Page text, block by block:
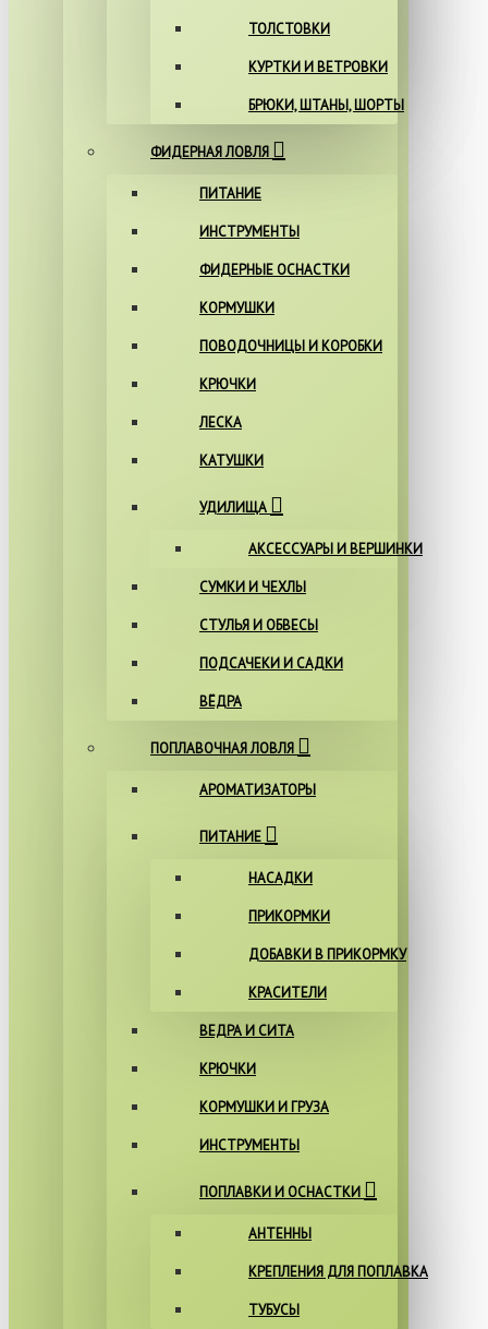
ТОЛСТОВКИ
КУРТКИ И ВЕТРОВКИ
БРЮКИ, ШТАНЫ, ШОРТЫ
ФИДЕРНАЯ ЛОВЛЯ
ПИТАНИЕ
ИНСТРУМЕНТЫ
ФИДЕРНЫЕ ОСНАСТКИ
КОРМУШКИ
ПОВОДОЧНИЦЫ И КОРОБКИ
КРЮЧКИ
ЛЕСКА
КАТУШКИ
УДИЛИЩА
АКСЕССУАРЫ И ВЕРШИНКИ
СУМКИ И ЧЕХЛЫ
СТУЛЬЯ И ОБВЕСЫ
ПОДСАЧЕКИ И САДКИ
ВЁДРА
ПОПЛАВОЧНАЯ ЛОВЛЯ
АРОМАТИЗАТОРЫ
ПИТАНИЕ
НАСАДКИ
ПРИКОРМКИ
ДОБАВКИ В ПРИКОРМКУ
КРАСИТЕЛИ
ВЕДРА И СИТА
КРЮЧКИ
КОРМУШКИ И ГРУЗА
ИНСТРУМЕНТЫ
ПОПЛАВКИ И ОСНАСТКИ
АНТЕННЫ
КРЕПЛЕНИЯ ДЛЯ ПОПЛАВКА
ТУБУСЫ